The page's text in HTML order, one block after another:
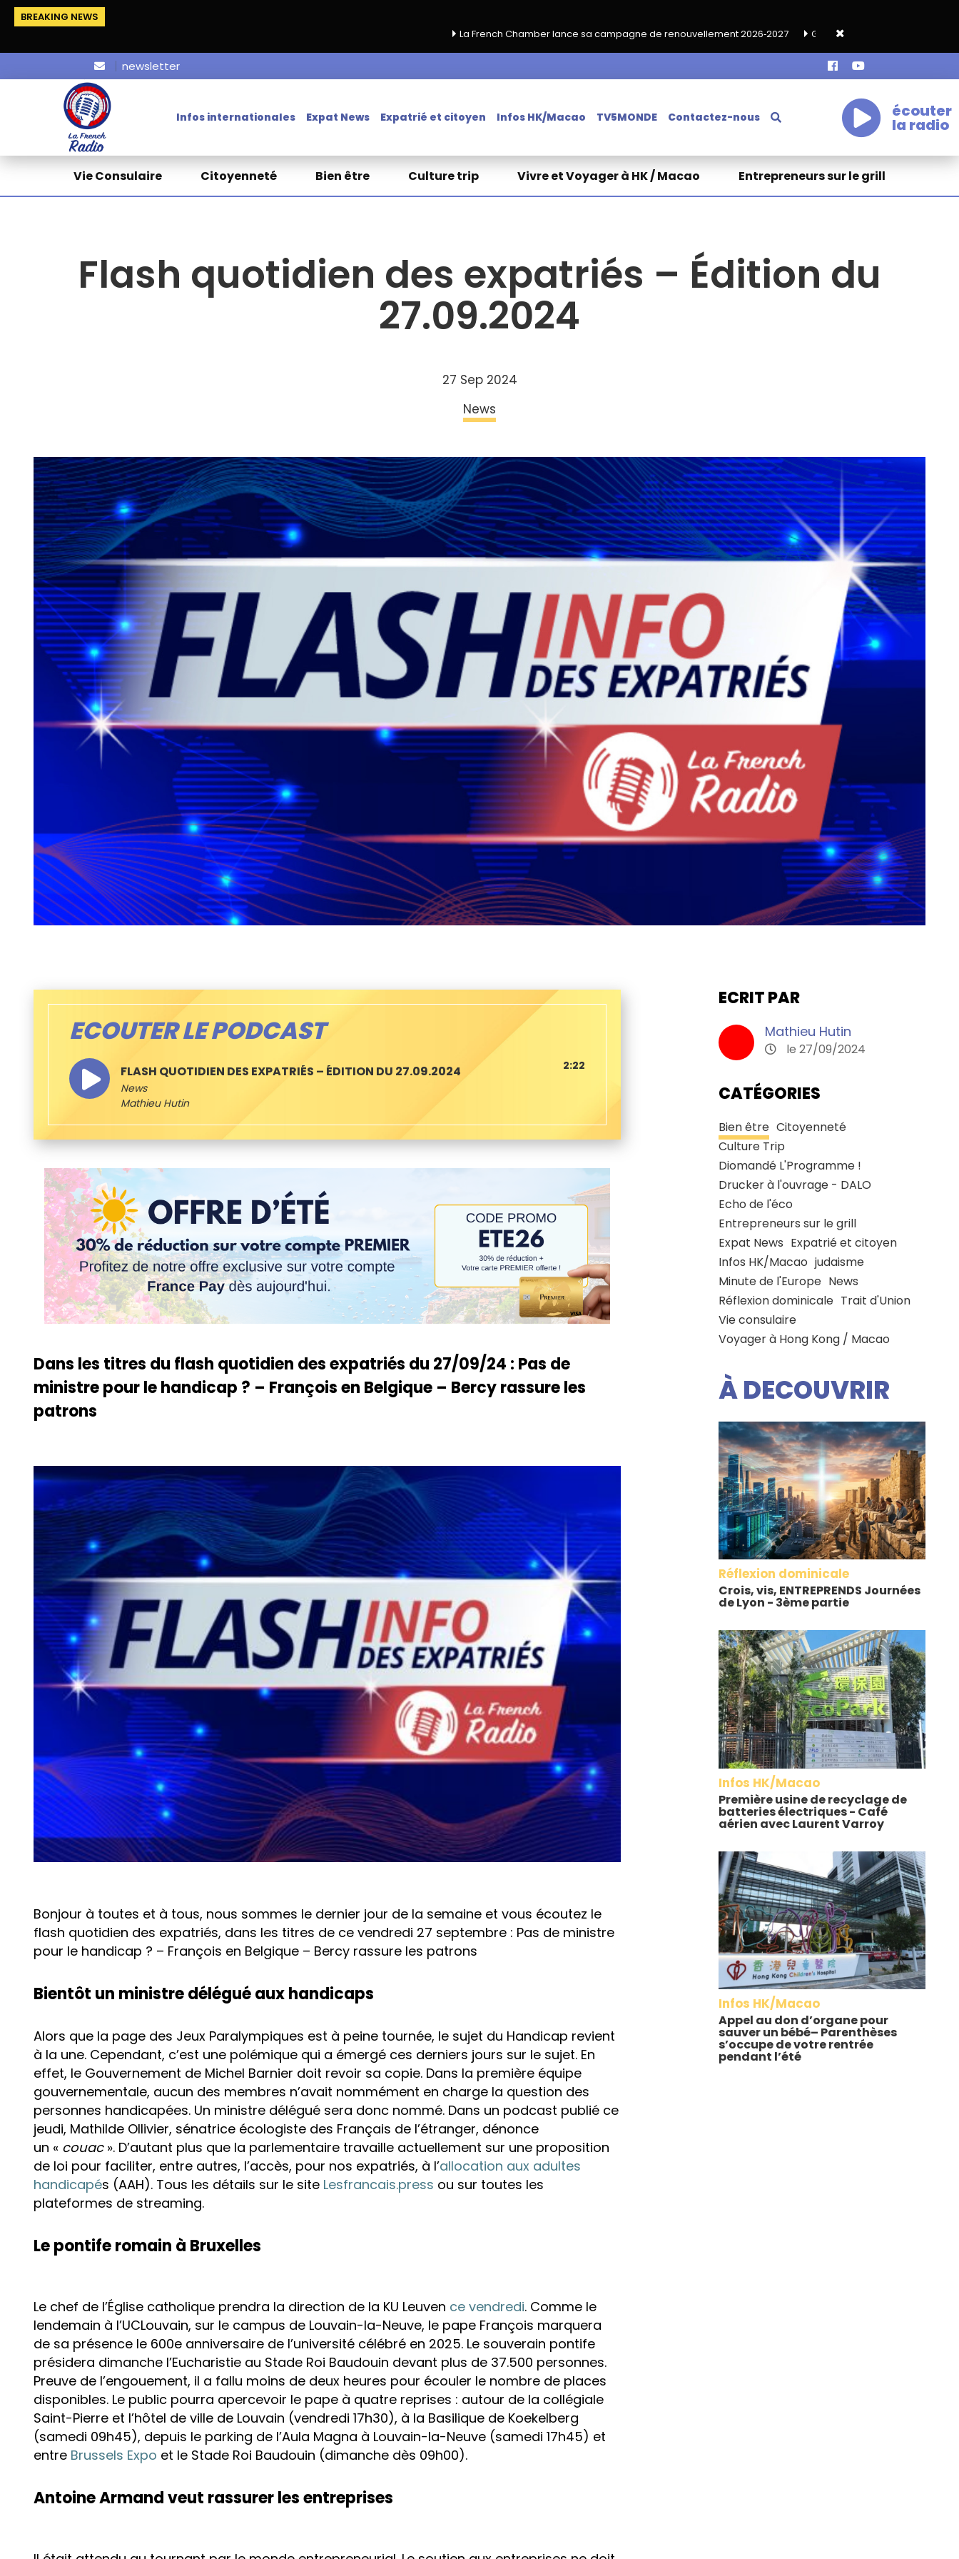
BREAKING NEWS
La French Chamber lance sa campagne de renouvellement 2026‑2027
Grand café de rentrée HKA le vendredi 18
newsletter
Infos internationales Expat News Expatrié et citoyen Infos HK/Macao TV5MONDE Contactez-nous écouter
la radio
Vie Consulaire Citoyenneté Bien être Culture trip Vivre et Voyager à HK / Macao Entrepreneurs sur le grill
Flash quotidien des expatriés – Édition du
27.09.2024
27 Sep 2024
News
ECOUTER LE PODCAST
FLASH QUOTIDIEN DES EXPATRIÉS – ÉDITION DU 27.09.2024
News
Mathieu Hutin
2:22
Dans les titres du flash quotidien des expatriés du 27/09/24 : Pas de
ministre pour le handicap ? – François en Belgique – Bercy rassure les
patrons
Bonjour à toutes et à tous, nous sommes le dernier jour de la semaine et vous écoutez le
flash quotidien des expatriés, dans les titres de ce vendredi 27 septembre : Pas de ministre
pour le handicap ? – François en Belgique – Bercy rassure les patrons
Bientôt un ministre délégué aux handicaps
Alors que la page des Jeux Paralympiques est à peine tournée, le sujet du Handicap revient
à la une. Cependant, c’est une polémique qui a émergé ces derniers jours sur le sujet. En
effet, le Gouvernement de Michel Barnier doit revoir sa copie. Dans la première équipe
gouvernementale, aucun des membres n’avait nommément en charge la question des
personnes handicapées. Un ministre délégué sera donc nommé. Dans un podcast publié ce
jeudi, Mathilde Ollivier, sénatrice écologiste des Français de l’étranger, dénonce
un « couac». D’autant plus que la parlementaire travaille actuellement sur une proposition
de loi pour faciliter, entre autres, l’accès, pour nos expatriés, à l’allocation aux adultes
handicapés (AAH). Tous les détails sur le site Lesfrancais.press ou sur toutes les
plateformes de streaming.
Le pontife romain à Bruxelles
Le chef de l’Église catholique prendra la direction de la KU Leuven ce vendredi. Comme le
lendemain à l’UCLouvain, sur le campus de Louvain-la-Neuve, le pape François marquera
de sa présence le 600e anniversaire de l’université célébré en 2025. Le souverain pontife
présidera dimanche l’Eucharistie au Stade Roi Baudouin devant plus de 37.500 personnes.
Preuve de l’engouement, il a fallu moins de deux heures pour écouler le nombre de places
disponibles. Le public pourra apercevoir le pape à quatre reprises : autour de la collégiale
Saint-Pierre et l’hôtel de ville de Louvain (vendredi 17h30), à la Basilique de Koekelberg
(samedi 09h45), depuis le parking de l’Aula Magna à Louvain-la-Neuve (samedi 17h45) et
entre Brussels Expo et le Stade Roi Baudouin (dimanche dès 09h00).
Antoine Armand veut rassurer les entreprises
ECRIT PAR
Mathieu Hutin
le 27/09/2024
CATÉGORIES
Bien être Citoyenneté
Culture Trip
Diomandé L'Programme !
Drucker à l'ouvrage - DALO
Echo de l'éco
Entrepreneurs sur le grill
Expat News Expatrié et citoyen
Infos HK/Macao judaisme
Minute de l'Europe News
Réflexion dominicale Trait d'Union
Vie consulaire
Voyager à Hong Kong / Macao
À DECOUVRIR
Réflexion dominicale
Crois, vis, ENTREPRENDS Journées
de Lyon - 3ème partie
Infos HK/Macao
Première usine de recyclage de
batteries électriques - Café
aérien avec Laurent Varroy
Infos HK/Macao
Appel au don d’organe pour
sauver un bébé– Parenthèses
s’occupe de votre rentrée
pendant l’été